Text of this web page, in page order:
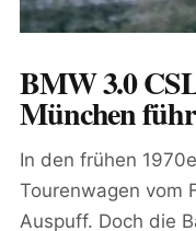
BMW 3.0
München
In den frühen
Tourenwagen vom
Auspuff. Doch die